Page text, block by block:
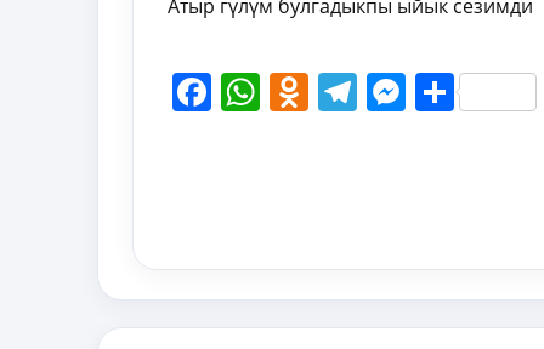
Атыр гүлүм булгадыкпы ыйык сезимди
Facebook
WhatsApp
Telegram
Share